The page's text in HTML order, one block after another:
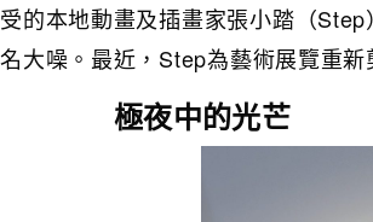
的本地動畫及插畫家張小踏（
大噪。最近，Step為藝術展覽重
極夜中的光芒